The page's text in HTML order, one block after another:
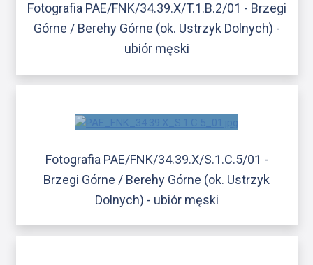
Fotografia PAE/FNK/34.39.X/T.1.B.2/01 - Brzegi
Górne / Berehy Górne (ok. Ustrzyk Dolnych) -
ubiór męski
Fotografia PAE/FNK/34.39.X/S.1.C.5/01 -
Brzegi Górne / Berehy Górne (ok. Ustrzyk
Dolnych) - ubiór męski